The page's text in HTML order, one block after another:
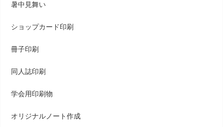
暑中見舞い
ショップカード印刷
冊子印刷
同人誌印刷
学会用印刷物
オリジナルノート作成